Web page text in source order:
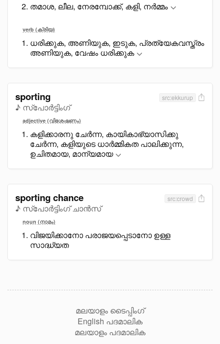
തമാശ, ലീല, നേരമ്പോക്ക്, കളി, നർമ്മം
verb (ക്രിയ)
ധരിക്കുക, അണിയുക, ഇടുക, പ്രത്യേകവസ്ത്രം
അണിയുക, വേഷം ധരിക്കുക
sporting
♪ സ്പോർട്ടിംഗ്
src:ekkurup
adjective (വിശേഷണം)
കളിക്കാരനു ചേർന്ന, കായികാഭ്യാസിക്കു
ചേർന്ന, കളിയുടെ ധാർമ്മികത പാലിക്കുന്ന,
ഉചിതമായ, മാന്യമായ
sporting chance
♪ സ്പോർട്ടിംഗ് ചാൻസ്
src:crowd
noun (നാമം)
വിജയിക്കാനോ പരാജയപ്പെടാനോ ഉള്ള
സാദ്ധ്യത
മലയാളം ടൈപ്പിംഗ്
English പദമാലിക
മലയാളം പദമാലിക